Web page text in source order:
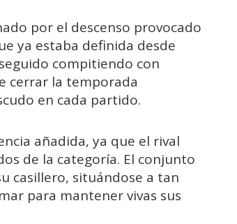
por el descenso provocado
ya estaba definida desde
compitiendo con
cerrar la temporada
en cada partido.
añadida, ya que el rival
de la categoría. El conjunto
casillero, situándose a tan
para mantener vivas sus